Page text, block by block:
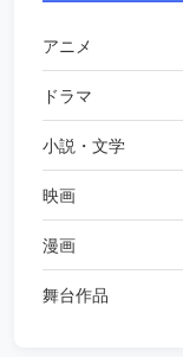
アニメ
ドラマ
小説・文学
映画
漫画
舞台作品